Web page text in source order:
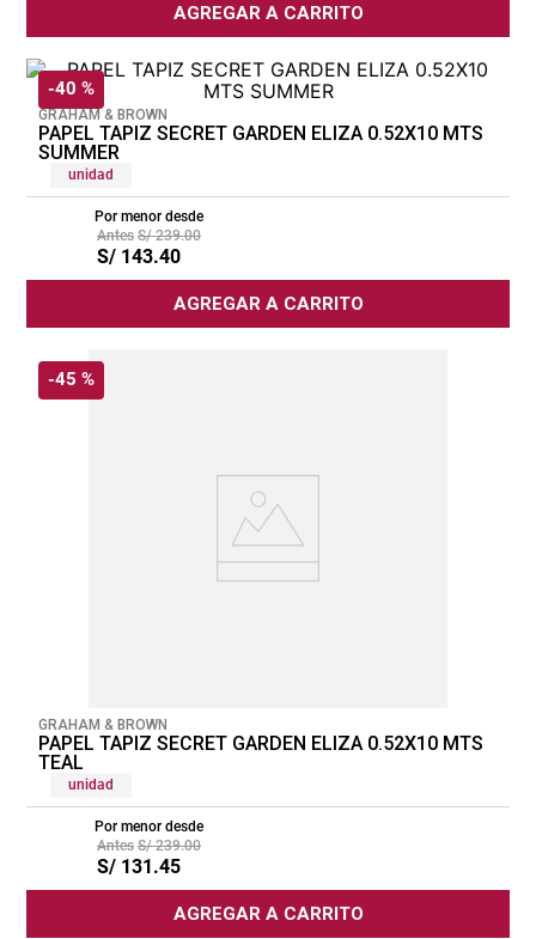
AGREGAR A CARRITO
-40 %
GRAHAM & BROWN
PAPEL TAPIZ SECRET GARDEN ELIZA 0.52X10 MTS
SUMMER
unidad
Por menor desde
S/ 239.00
S/ 143.40
AGREGAR A CARRITO
-45 %
GRAHAM & BROWN
PAPEL TAPIZ SECRET GARDEN ELIZA 0.52X10 MTS
TEAL
unidad
Por menor desde
S/ 239.00
S/ 131.45
AGREGAR A CARRITO
tapete